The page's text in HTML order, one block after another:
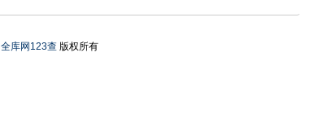
全库网123查版权所有